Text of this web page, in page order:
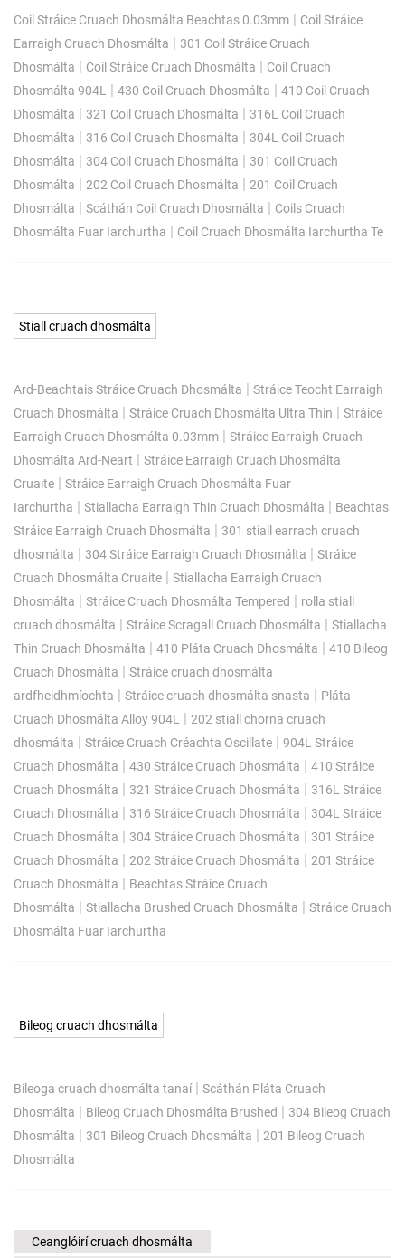
Coil Stráice Cruach Dhosmálta Beachtas 0.03mm | Coil Stráice
Earraigh Cruach Dhosmálta | 301 Coil Stráice Cruach
Dhosmálta | Coil Stráice Cruach Dhosmálta | Coil Cruach
Dhosmálta 904L
| 430 Coil Cruach Dhosmálta | 410 Coil Cruach
Dhosmálta | 321 Coil Cruach Dhosmálta | 316L Coil Cruach
Dhosmálta | 316 Coil Cruach Dhosmálta | 304L Coil Cruach
Dhosmálta | 304 Coil Cruach Dhosmálta | 301 Coil Cruach
Dhosmálta | 202 Coil Cruach Dhosmálta | 201 Coil Cruach
Dhosmálta | Scáthán Coil Cruach Dhosmálta | Coils Cruach
Dhosmálta Fuar Iarchurtha | Coil Cruach Dhosmálta Iarchurtha Te
Stiall cruach dhosmálta
Ard-Beachtais Stráice Cruach Dhosmálta | Stráice Teocht Earraigh
Cruach Dhosmálta | Stráice Cruach Dhosmálta Ultra Thin | Stráice
Earraigh Cruach Dhosmálta 0.03mm | Stráice Earraigh Cruach
Dhosmálta Ard-Neart | Stráice Earraigh Cruach Dhosmálta
Cruaite | Stráice Earraigh Cruach Dhosmálta Fuar
Iarchurtha | Stiallacha Earraigh Thin Cruach Dhosmálta | Beachtas
Stráice Earraigh Cruach Dhosmálta | 301 stiall earrach cruach
dhosmálta | 304 Stráice Earraigh Cruach Dhosmálta | Stráice
Cruach Dhosmálta Cruaite | Stiallacha Earraigh Cruach
Dhosmálta | Stráice Cruach Dhosmálta Tempered | rolla stiall
cruach dhosmálta | Stráice Scragall Cruach Dhosmálta | Stiallacha
Thin Cruach Dhosmálta | 410 Pláta Cruach Dhosmálta | 410 Bileog
Cruach Dhosmálta | Stráice cruach dhosmálta
ardfheidhmíochta | Stráice cruach dhosmálta snasta | Pláta
Cruach Dhosmálta Alloy 904L
| 202 stiall chorna cruach
dhosmálta | Stráice Cruach Créachta Oscillate | 904L Stráice
Cruach Dhosmálta | 430 Stráice Cruach Dhosmálta | 410 Stráice
Cruach Dhosmálta | 321 Stráice Cruach Dhosmálta | 316L Stráice
Cruach Dhosmálta | 316 Stráice Cruach Dhosmálta | 304L Stráice
Cruach Dhosmálta | 304 Stráice Cruach Dhosmálta | 301 Stráice
Cruach Dhosmálta | 202 Stráice Cruach Dhosmálta | 201 Stráice
Cruach Dhosmálta | Beachtas Stráice Cruach
Dhosmálta | Stiallacha Brushed Cruach Dhosmálta | Stráice Cruach
Dhosmálta Fuar Iarchurtha
Bileog cruach dhosmálta
Bileoga cruach dhosmálta tanaí| Scáthán Pláta Cruach
Dhosmálta | Bileog Cruach Dhosmálta Brushed | 304 Bileog Cruach
Dhosmálta | 301 Bileog Cruach Dhosmálta | 201 Bileog Cruach
Dhosmálta
Ceanglóirí cruach dhosmálta